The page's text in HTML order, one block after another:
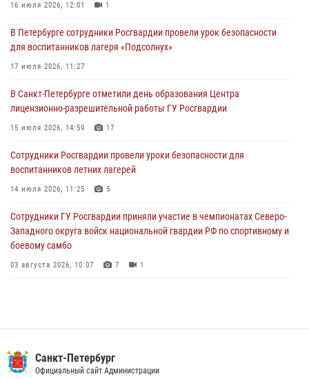
03 августа 2026, 10:07
В Ленобласти сотрудники ОМОН Росгвардии оказали содействие
полиции в проведении профилактического мероприятия
03 августа 2026, 09:16
В Петербурге сотрудники Росгвардии обеспечили правопорядок в
День Воздушно-десантных войск
02 августа 2026, 19:30 10
Сотрудники Росгвардии на Пушкинской улице задержали двух
граждан, подозреваемых в попытке поджога одного из баров в
центре города
16 июля 2026, 12:01 1
В Петербурге сотрудники Росгвардии провели урок безопасности
для воспитанников лагеря «Подсолнух»
17 июля 2026, 11:27
В Санкт-Петербурге отметили день образования Центра
лицензионно-разрешительной работы ГУ Росгвардии
15 июля 2026, 14:59 17
Сотрудники Росгвардии провели уроки безопасности для
воспитанников летних лагерей
14 июля 2026, 11:25 5
Сотрудники ГУ Росгвардии приняли участие в чемпионатах Северо-
Западного округа войск национальной гвардии РФ по спортивному и
боевому самбо
03 августа 2026, 10:07 7 1
В Красногвардейском районе росгвардейцы задержали хулигана,
угрожавшего мужчине пневматическим пистолетом
Санкт-Петербург
Официальный сайт Администрации